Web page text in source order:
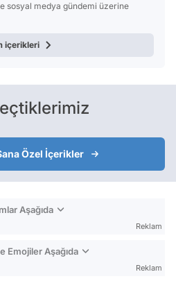
sosyal medya gündemi üzerine
içerikleri
Özel İçerikler
Aşağıda
Reklam
Emojiler Aşağıda
Reklam